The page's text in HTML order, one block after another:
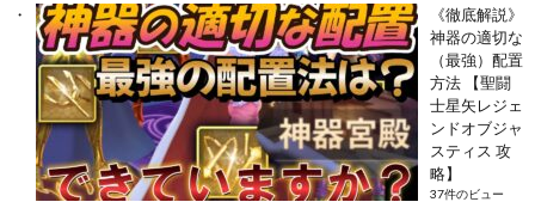
《徹底解説》
神器の適切な
（最強）配置
方法 【聖闘
士星矢レジェ
ンドオブジャ
スティス 攻
略】
37件のビュー